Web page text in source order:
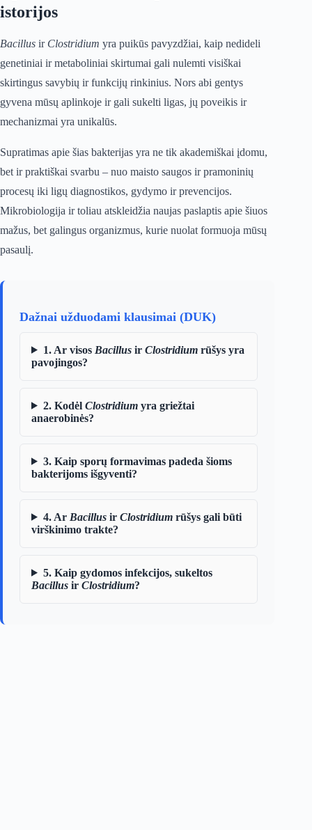
istorijos
Bacillus ir Clostridium yra puikūs pavyzdžiai, kaip nedideli
genetiniai ir metaboliniai skirtumai gali nulemti visiškai
skirtingus savybių ir funkcijų rinkinius. Nors abi gentys
gyvena mūsų aplinkoje ir gali sukelti ligas, jų poveikis ir
mechanizmai yra unikalūs.
Supratimas apie šias bakterijas yra ne tik akademiškai įdomu,
bet ir praktiškai svarbu – nuo maisto saugos ir pramoninių
procesų iki ligų diagnostikos, gydymo ir prevencijos.
Mikrobiologija ir toliau atskleidžia naujas paslaptis apie šiuos
mažus, bet galingus organizmus, kurie nuolat formuoja mūsų
pasaulį.
Dažnai užduodami klausimai (DUK)
1. Ar visos Bacillusir Clostridiumrūšys yra
pavojingos?
2. Kodėl Clostridiumyra griežtai
anaerobinės?
3. Kaip sporų formavimas padeda šioms
bakterijoms išgyventi?
4. Ar Bacillusir Clostridiumrūšys gali būti
virškinimo trakte?
5. Kaip gydomos infekcijos, sukeltos
Bacillus ir Clostridium?